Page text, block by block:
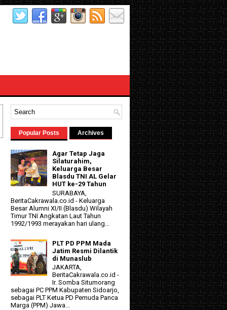
Popular Posts Archives
Agar Tetap Jaga
Silaturahim,
Keluarga Besar
Blasdu TNI AL Gelar
HUT ke-29 Tahun
SURABAYA,
BeritaCakrawala.co.id - Keluarga
Besar Alumni XI/II (Blasdu) Wilayah
Timur TNI Angkatan Laut Tahun
1992/1993 merayakan hari ulang...
PLT PD PPM Mada
Jatim Resmi Dilantik
di Munaslub
JAKARTA,
BeritaCakrawala.co.id -
Ir. Somba Situmorang
sebagai PC PPM Kabupaten Sidoarjo,
sebagai PLT Ketua PD Pemuda Panca
Marga (PPM) Jawa...